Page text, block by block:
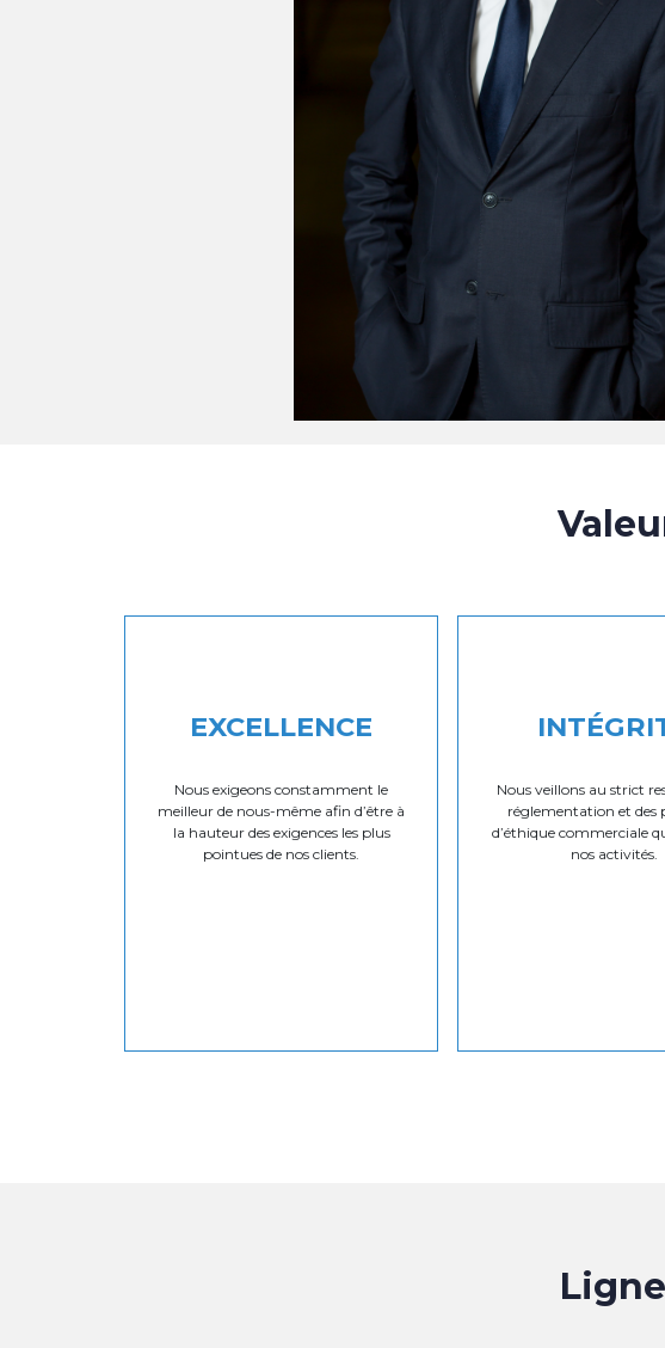
EXCELLENCE
Nous exigeons constamment le
meilleur de nous-même afin d’être à
la hauteur des exigences les plus
pointues de nos clients.
Nous veillons au strict
réglementation et des
d’éthique commerciale
nos activités.